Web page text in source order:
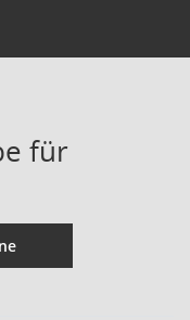
für